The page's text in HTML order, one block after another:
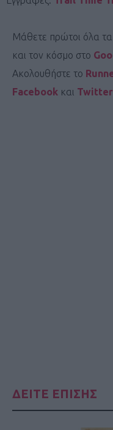
Μάθετε πρώτοι όλα τα
και τον κόσμο στο
Ακολουθήστε το
Facebook και Twitter
ΔΕΙΤΕ ΕΠΙΣΗΣ